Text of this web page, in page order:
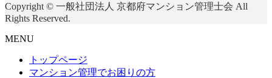
Copyright © 一般社団法人 京都府マンション管理士会 All
Rights Reserved.
MENU
トップページ
マンション管理でお困りの方